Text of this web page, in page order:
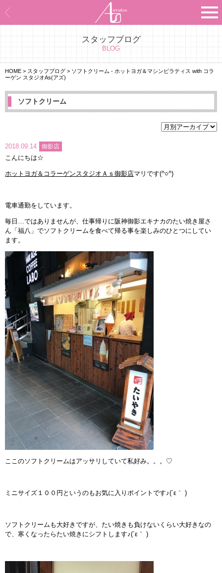
スタッフブログ
BLOG
HOME > スタッフブログ > ソフトクリーム - ホットヨガ＆マシンピラティス with コラ
ーゲン スタジオAs(アズ)
ソフトクリーム
2018.09.14 御影店
こんにちは☆
ホットヨガ＆コラーゲンスタジオＡｓ御影店マリです(^○^)
電車通勤をしています。
毎日…ではありませんが、仕事帰りに阪神御影エキナカのたい焼き屋さ
ん「福八」でソフトクリームを食べて帰る事を楽しみのひとつにしてい
ます。
ここのソフトクリームはアッサリしていて私好み。。。♡
ミニサイズ１００円というのもお気に入りポイントです♪(´ε｀ )
ソフトクリームも大好きですが、たい焼きも負けないくらい大好きなの
で、寒くなったらたい焼きにシフトします♪(´ε｀ )
Asのコンセプト
Asのナビゲーションシステム
施設紹介
インストラクターのメッセージ
会社案内
指導員育成コース
セミナー開催
スタッフブログ
ご入会のご予約
お問い合わせ
採用情報
プライバシーポリシー